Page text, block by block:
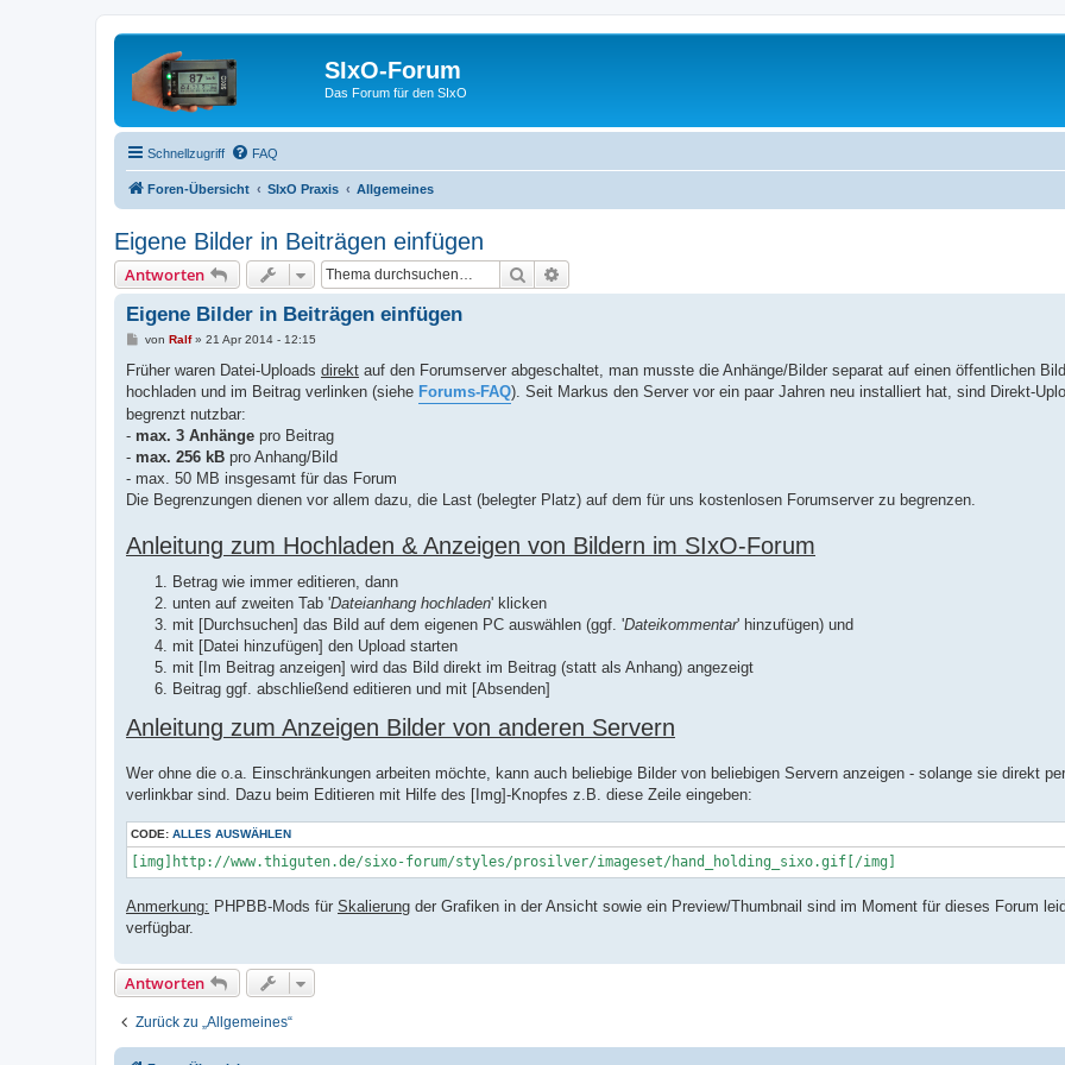
SIxO-Forum
Das Forum für den SIxO
Schnellzugriff FAQ
Foren-Übersicht SIxO Praxis Allgemeines
Eigene Bilder in Beiträgen einfügen
Antworten Suche
Eigene Bilder in Beiträgen einfügen
B
i
r
a
g
von Ralf» 21 Apr 2014 - 12:15
Früher waren Datei-Uploads direkt auf den Forumserver abgeschaltet, man musste die Anhänge/Bilder separat auf einen öffentlichen
hochladen und im Beitrag verlinken (siehe Forums-FAQ). Seit Markus den Server vor ein paar Jahren neu installiert hat, sind Direkt-
begrenzt nutzbar:
- max. 3 Anhänge pro Beitrag
- max. 256 kB pro Anhang/Bild
- max. 50 MB insgesamt für das Forum
Die Begrenzungen dienen vor allem dazu, die Last (belegter Platz) auf dem für uns kostenlosen Forumserver zu begrenzen.
Anleitung zum Hochladen & Anzeigen von Bildern im SIxO-Forum
Betrag wie immer editieren, dann
unten auf zweiten Tab 'Dateianhang hochladen' klicken
mit [Durchsuchen] das Bild auf dem eigenen PC auswählen (ggf. 'Dateikommentar' hinzufügen) und
mit [Datei hinzufügen] den Upload starten
mit [Im Beitrag anzeigen] wird das Bild direkt im Beitrag (statt als Anhang) angezeigt
Beitrag ggf. abschließend editieren und mit [Absenden]
Anleitung zum Anzeigen Bilder von anderen Servern
Wer ohne die o.a. Einschränkungen arbeiten möchte, kann auch beliebige Bilder von beliebigen Servern anzeigen - solange sie direkt per
verlinkbar sind. Dazu beim Editieren mit Hilfe des [Img]-Knopfes z.B. diese Zeile eingeben:
CODE: ALLES AUSWÄHLEN
[img]http://www.thiguten.de/sixo-forum/styles/prosilver/imageset/hand_holding_sixo.gif[/img]
Anmerkung: PHPBB-Mods für Skalierung der Grafiken in der Ansicht sowie ein Preview/Thumbnail sind im Moment für dieses Forum
verfügbar.
Antworten
Zurück zu „Allgemeines“